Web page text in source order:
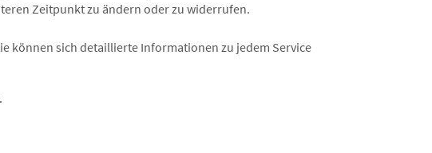
Zeitpunkt zu ändern oder zu widerrufen.
können sich detaillierte Informationen zu jedem Service